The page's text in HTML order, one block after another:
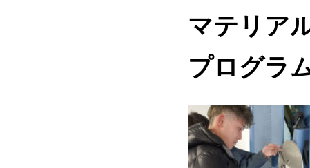
マテリア
プログラ